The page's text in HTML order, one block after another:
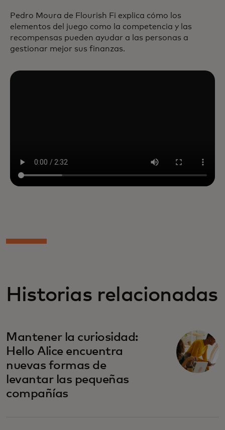
Pedro Moura de Flourish Fi explica cómo los
elementos del juego como la competencia y las
recompensas pueden ayudar a las personas a
gestionar mejor sus finanzas.
Historias relacionadas
Mantener la curiosidad:
Hello Alice encuentra
nuevas formas de
levantar las pequeñas
compañías